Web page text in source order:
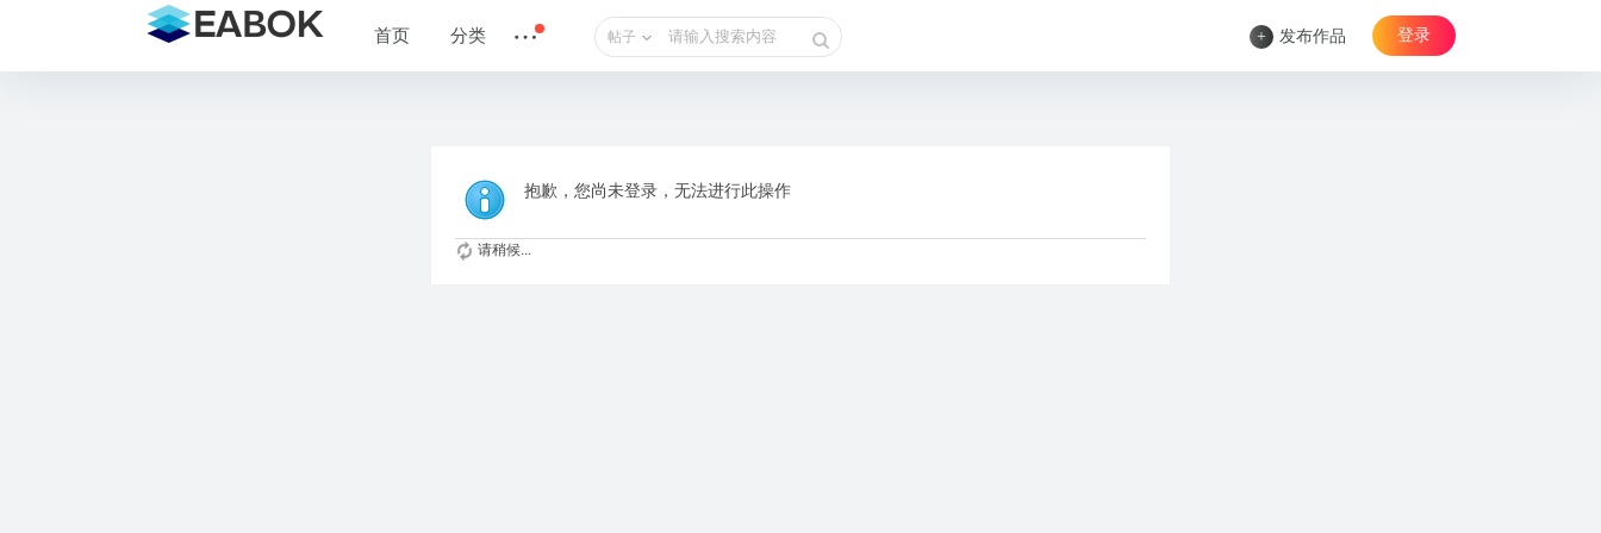
首页 分类 帖子 + 发布作品 登录
抱歉，您尚未登录，无法进行此操作
请稍候...